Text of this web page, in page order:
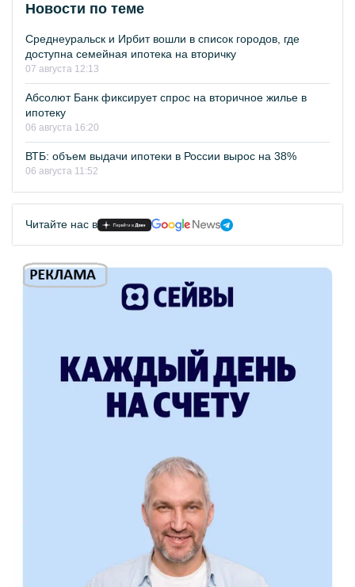
Новости по теме
Среднеуральск и Ирбит вошли в список городов, где
доступна семейная ипотека на вторичку
07 августа 12:13
Абсолют Банк фиксирует спрос на вторичное жилье в
ипотеку
06 августа 16:20
ВТБ: объем выдачи ипотеки в России вырос на 38%
06 августа 11:52
Читайте нас в